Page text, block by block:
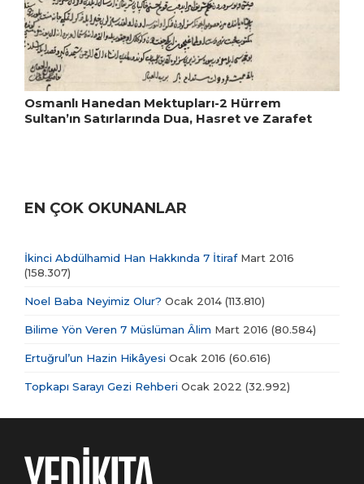
Osmanlı Hanedan Mektupları-2 Hürrem
Sultan’ın Satırlarında Dua, Hasret ve Zarafet
EN ÇOK OKUNANLAR
İkinci Abdülhamid Han Hakkında 7 İtirafMart 2016
(158.307)
Noel Baba Neyimiz Olur? Ocak 2014 (113.810)
Bilime Yön Veren 7 Müslüman Âlim Mart 2016 (80.584)
Ertuğrul’un Hazin Hikâyesi Ocak 2016 (60.616)
Topkapı Sarayı Gezi Rehberi Ocak 2022 (32.992)